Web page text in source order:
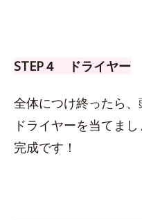
STEP４ ドライヤー
全体につけ終ったら
ドライヤーを当てま
完成です！